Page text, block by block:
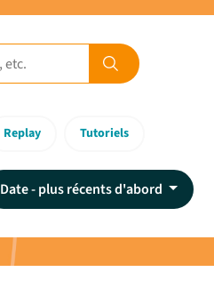
Replay Tutoriels
Date - plus récents d'abord